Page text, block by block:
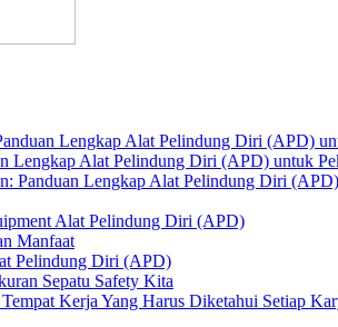
Lengkap Alat Pelindung Diri (APD)
Lengkap Alat Pelindung Diri (APD) untuk
Panduan Lengkap Alat Pelindung Diri
Alat Pelindung Diri (APD)
Manfaat
Pelindung Diri (APD)
Sepatu Safety Kita
Kerja Yang Harus Diketahui Setiap